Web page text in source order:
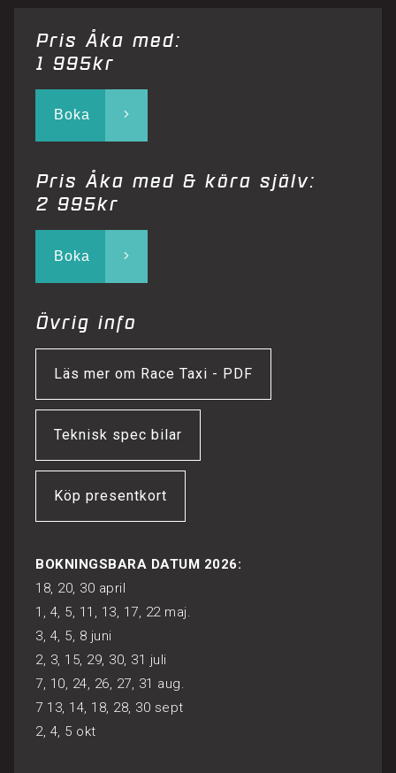
Pris Åka med:
1 995kr
Boka
Pris Åka med & köra själv:
2 995kr
Boka
Övrig info
Läs mer om Race Taxi - PDF
Teknisk spec bilar
Köp presentkort
BOKNINGSBARA DATUM 2026:
18, 20, 30 april
1, 4, 5, 11, 13, 17, 22 maj.
3, 4, 5, 8 juni
2, 3, 15, 29, 30, 31 juli
7, 10, 24, 26, 27, 31 aug.
7 13, 14, 18, 28, 30 sept
2, 4, 5 okt